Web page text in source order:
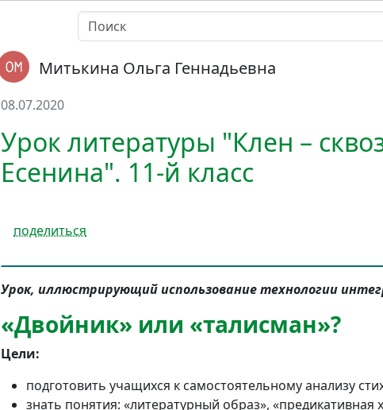
Митькина Ольга Геннадьевна
08.07.2020
Урок литературы "Клен –
Есенина". 11-й класс
поделиться
Урок, иллюстрирующий использование технологии
«Двойник» или «талисман»?
Цели:
подготовить учащихся к самостоятельному анализу
знать понятия: «литературный образ», «предикативная